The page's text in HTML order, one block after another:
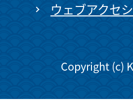
ウェブアクセ
Copyright (c)